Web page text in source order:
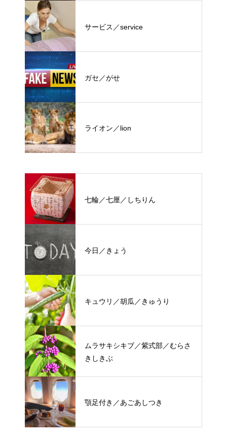
サービス／service
ガセ／がせ
ライオン／lion
七輪／七厘／しちりん
今日／きょう
キュウリ／胡瓜／きゅうり
ムラサキシキブ／紫式部／むらさ
きしきぶ
顎足付き／あごあしつき